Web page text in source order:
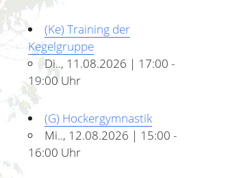
(Ke) Training der
Kegelgruppe
Di.., 11.08.2026 | 17:00 -
19:00 Uhr
(G) Hockergymnastik
Mi.., 12.08.2026 | 15:00 -
16:00 Uhr